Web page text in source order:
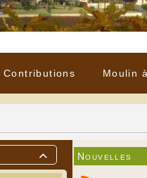
Contributions Moulin
 Nouvelles